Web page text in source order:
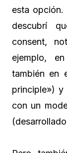
esta opción.
descubrí
consent,
ejemplo,
también en
principle»)
con un